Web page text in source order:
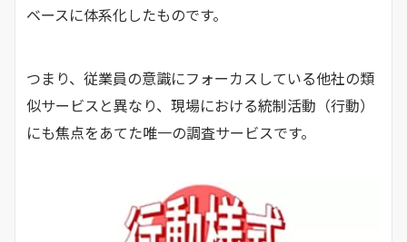
ベースに体系化したものです。
つまり、従業員の意識にフォーカスしている他社の類
似サービスと異なり、現場における統制活動（行動）
にも焦点をあてた唯一の調査サービスです。